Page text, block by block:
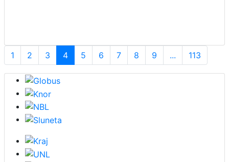
1 2 3 4 5 6 7 8 9 ... 113